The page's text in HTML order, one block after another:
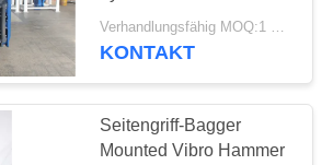
Seitengriff-Mini
Excavator Pile Driver
Verhandlungsfähig MOQ:1 SATZ
KONTAKT
Seitengriff-Bagger
Mounted Vibro Hammer